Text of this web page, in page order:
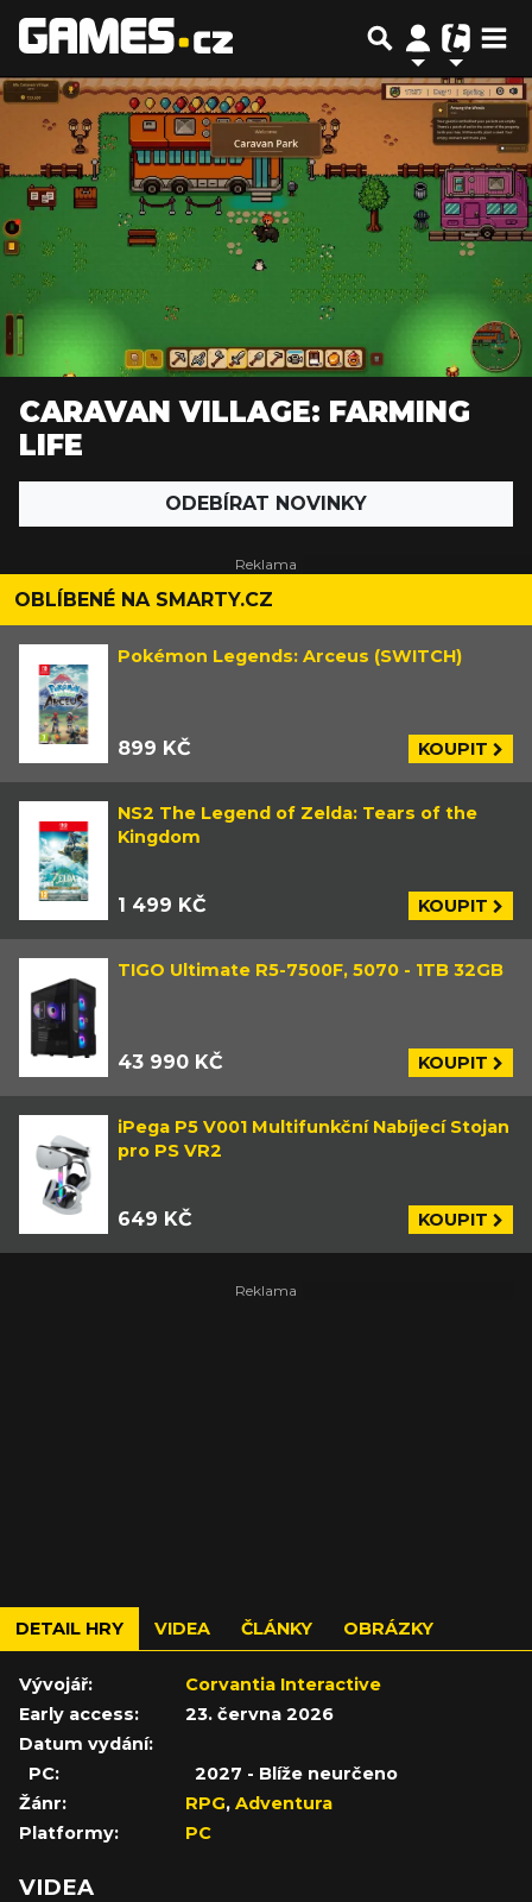
CARAVAN VILLAGE: FARMING
LIFE
DETAIL HRY VIDEA ČLÁNKY OBRÁZKY
Vývojář:
Corvantia Interactive
Early access:
23. června 2026
Datum vydání:
PC:
2027 - Blíže neurčeno
Žánr:
RPG, Adventura
Platformy:
PC
VIDEA
ODEBÍRAT NOVINKY
OBLÍBENÉ NA SMARTY.CZ
Pokémon Legends: Arceus (SWITCH)
899 KČ KOUPIT
NS2 The Legend of Zelda: Tears of the
Kingdom
1 499 KČ KOUPIT
TIGO Ultimate R5-7500F, 5070 - 1TB 32GB
43 990 KČ KOUPIT
iPega P5 V001 Multifunkční Nabíjecí Stojan
pro PS VR2
649 KČ KOUPIT